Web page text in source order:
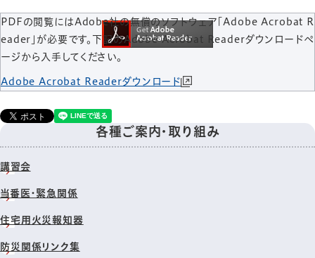
PDFの閲覧にはAdobe社の無償のソフトウェア「Adobe Acrobat R
eader」が必要です。下記のAdobe Acrobat Readerダウンロードペ
ージから入手してください。
Adobe Acrobat Readerダウンロード
各種ご案内・取り組み
講習会
当番医・緊急関係
住宅用火災報知器
防災関係リンク集